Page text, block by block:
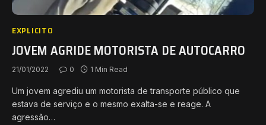
EXPLICITO
JOVEM AGRIDE MOTORISTA DE AUTOCARRO
21/01/2022 0 1 Min Read
Um jovem agrediu um motorista de transporte público que
estava de serviço e o mesmo exalta-se e reage. A
agressão…